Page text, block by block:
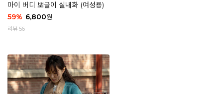
마이 버디 뽀글이 실내화 (여성용)
59% 6,800원
리뷰 56